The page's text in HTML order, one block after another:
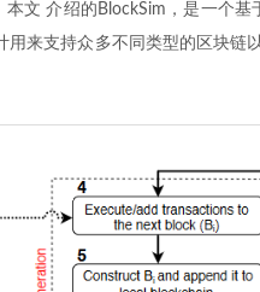
文 介绍的BlockSim，是一个基
用来支持众多不同类型的区块链